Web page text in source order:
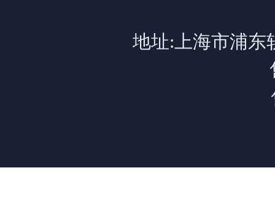
地址:上海市浦东